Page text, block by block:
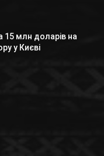
15 млн доларів на
у Києві